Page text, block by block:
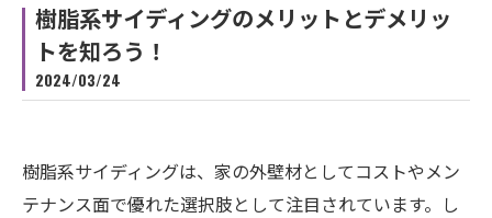
樹脂系サイディングのメリットとデメリッ
トを知ろう！
2024/03/24
樹脂系サイディングは、家の外壁材としてコストやメン
テナンス面で優れた選択肢として注目されています。し